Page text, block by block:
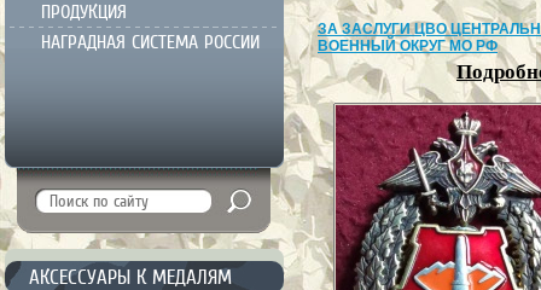
ПРОДУКЦИЯ
НАГРАДНАЯ СИСТЕМА РОССИИ
АКСЕССУАРЫ К МЕДАЛЯМ
ЗА ЗАСЛУГИ ЦВО
ВОЕННЫЙ ОКРУГ МО РФ